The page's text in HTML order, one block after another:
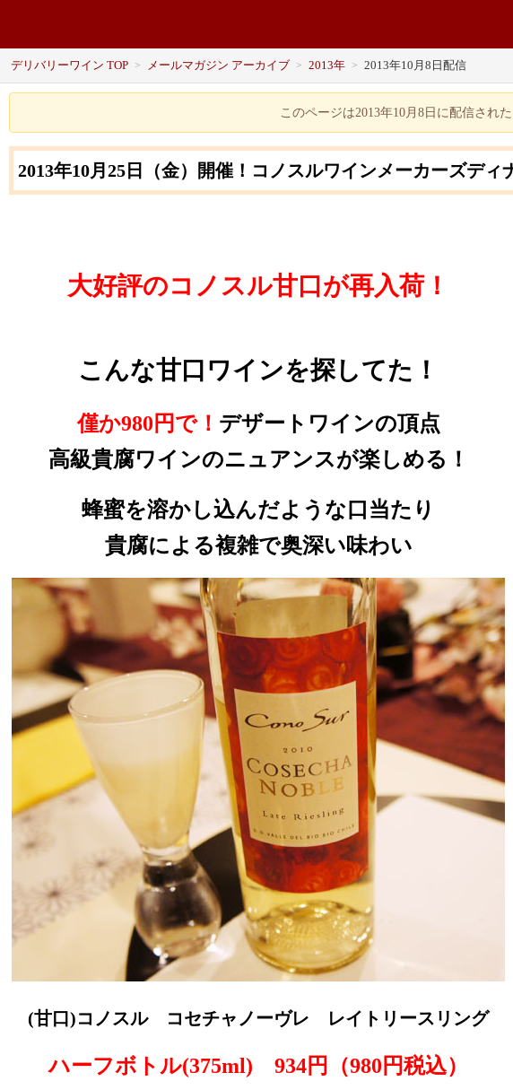
デリバリーワイン TOP > メールマガジン アーカイブ > 2013年 > 2013年10月8日配信
このページは2013年10月8日に配信され
2013年10月25日（金）開催！コノスルワインメーカーズディ
大好評のコノスル甘口が再入荷！
こんな甘口ワインを探してた！
僅か980円で！ デザートワインの頂点
高級貴腐ワインのニュアンスが楽しめる！
蜂蜜を溶かし込んだような口当たり
貴腐による複雑で奥深い味わい
(甘口)コノスル コセチャノーヴレ レイトリースリング
ハーフボトル(375ml) 934円（980円税込）